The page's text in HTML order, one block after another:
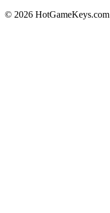
© 2026 HotGameKeys.com